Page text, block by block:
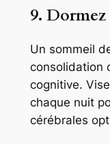
9.
Un sommeil
consolidation
cognitive.
chaque nuit
cérébrales